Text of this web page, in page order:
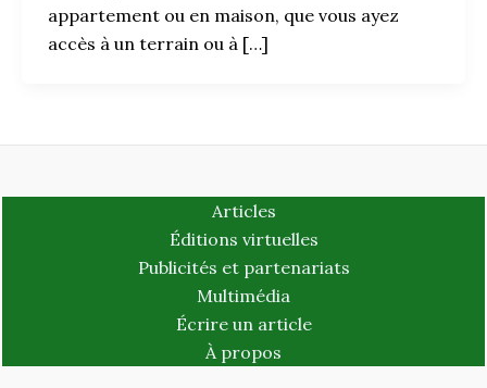
appartement ou en maison, que vous ayez
accès à un terrain ou à […]
Articles
Éditions virtuelles
Publicités et partenariats
Multimédia
Écrire un article
À propos